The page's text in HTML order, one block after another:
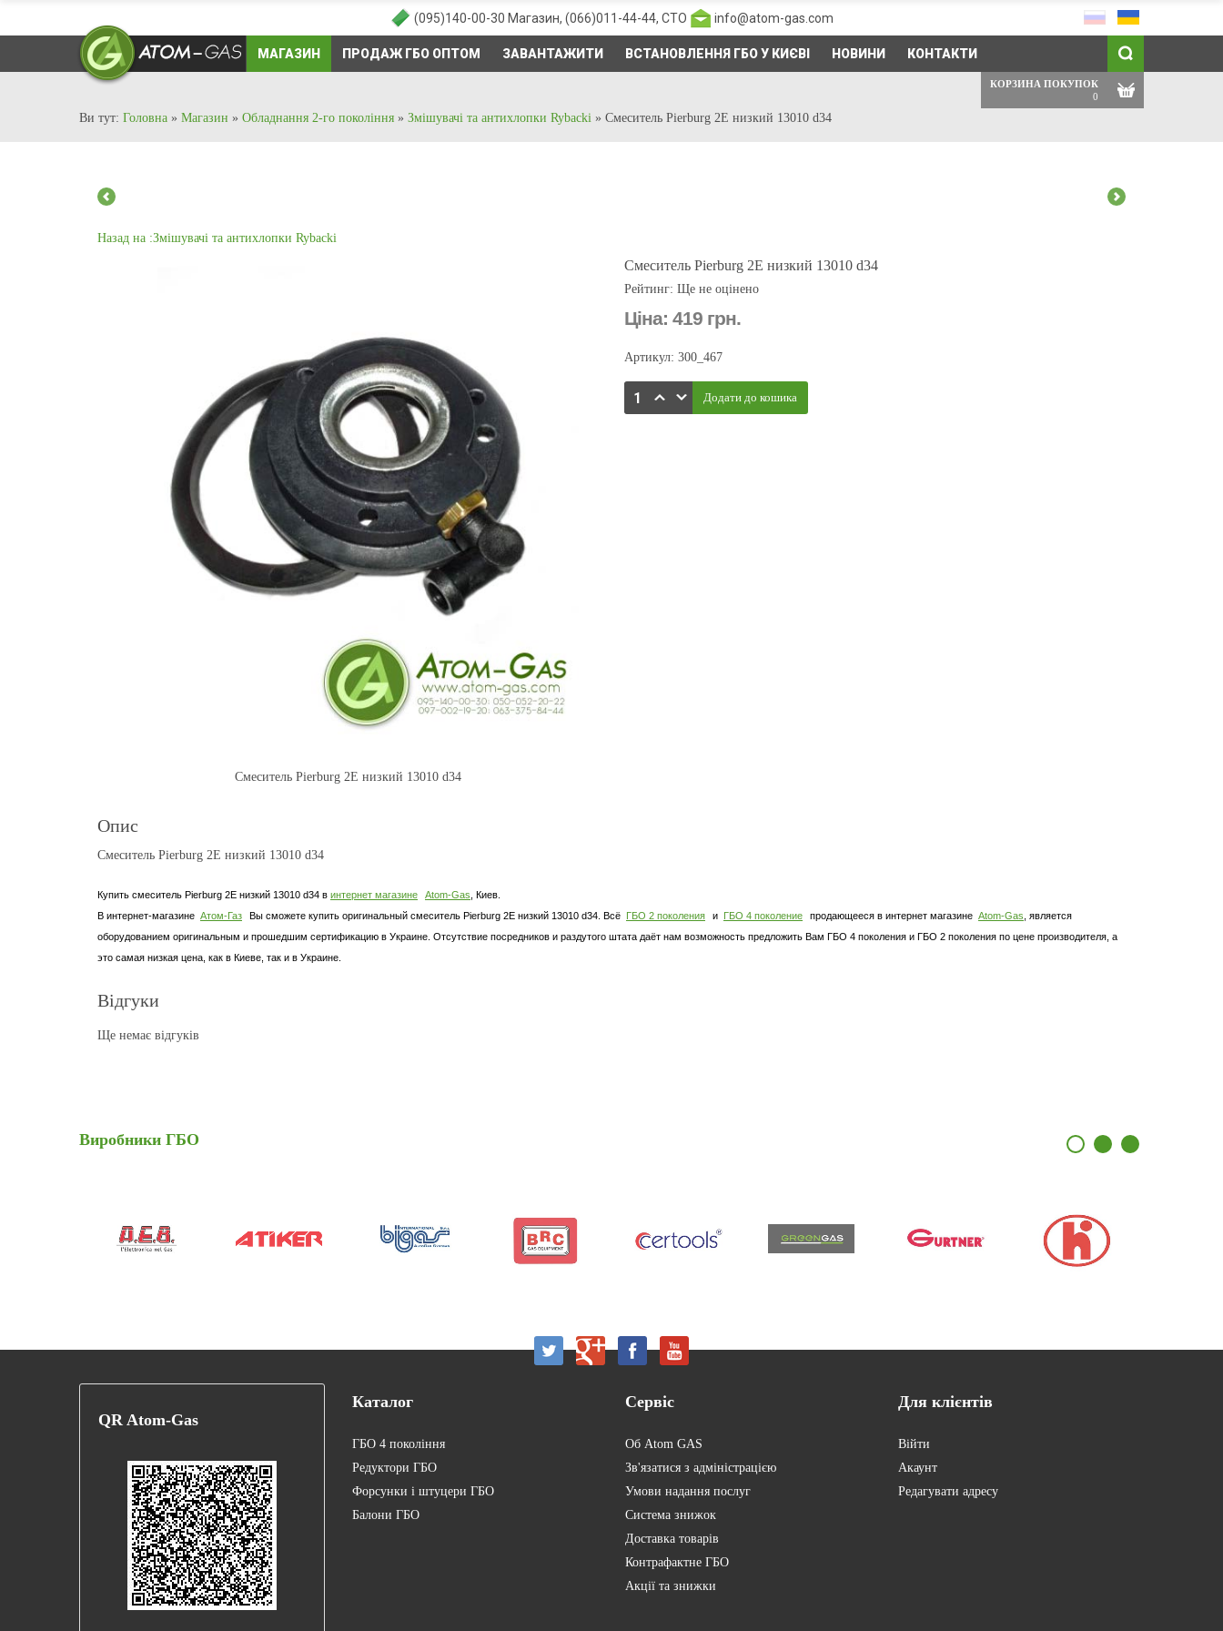
(095)140-00-30 Магазин, (066)011-44-44, СТО info@atom-gas.com
МАГАЗИН ПРОДАЖ ГБО ОПТОМ ЗАВАНТАЖИТИ ВСТАНОВЛЕННЯ ГБО У КИЄВІ НОВИНИ КОНТАКТИ
КОРЗИНА ПОКУПОК
0
Ви тут: Головна » Магазин » Обладнання 2-го покоління » Змішувачі та антихлопки Rybacki » Смеситель Pierburg 2E низкий 13010 d34
Назад на :Змішувачі та антихлопки Rybacki
Смеситель Pierburg 2E низкий 13010 d34
Смеситель Pierburg 2E низкий 13010 d34
Рейтинг: Ще не оцінено
Ціна:419 грн.
Артикул: 300_467
Опис
Смеситель Pierburg 2E низкий 13010 d34
Купить cмеситель Pierburg 2E низкий 13010 d34 в интернет магазине Atom-Gas , Киев.
В интернет-магазине Атом-Газ Вы сможете купить оригинальный cмеситель Pierburg 2E низкий 13010 d34. Всё ГБО 2 поколения и ГБО 4 поколение продающееся в интернет магазине Atom-Gas , является
оборудованием оригинальным и прошедшим сертификацию в Украине. Отсутствие посредников и раздутого штата даёт нам возможность предложить Вам ГБО 4 поколения и ГБО 2 поколения по цене производителя, а
это самая низкая цена, как в Киеве, так и в Украине.
Відгуки
Ще немає відгуків
Виробники ГБО
QR Atom-Gas
Каталог
ГБО 4 покоління
Редуктори ГБО
Форсунки і штуцери ГБО
Балони ГБО
Сервіс
Об Atom GAS
Зв'язатися з адміністрацією
Умови надання послуг
Система знижок
Доставка товарів
Контрафактне ГБО
Акції та знижки
Для клієнтів
Війти
Акаунт
Редагувати адресу